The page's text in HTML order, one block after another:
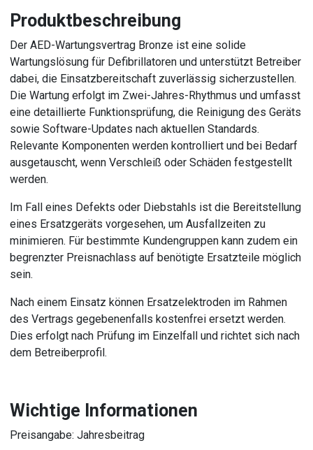
Produktbeschreibung
Der AED-Wartungsvertrag Bronze ist eine solide
Wartungslösung für Defibrillatoren und unterstützt Betreiber
dabei, die Einsatzbereitschaft zuverlässig sicherzustellen.
Die Wartung erfolgt im Zwei-Jahres-Rhythmus und umfasst
eine detaillierte Funktionsprüfung, die Reinigung des Geräts
sowie Software-Updates nach aktuellen Standards.
Relevante Komponenten werden kontrolliert und bei Bedarf
ausgetauscht, wenn Verschleiß oder Schäden festgestellt
werden.
Im Fall eines Defekts oder Diebstahls ist die Bereitstellung
eines Ersatzgeräts vorgesehen, um Ausfallzeiten zu
minimieren. Für bestimmte Kundengruppen kann zudem ein
begrenzter Preisnachlass auf benötigte Ersatzteile möglich
sein.
Nach einem Einsatz können Ersatzelektroden im Rahmen
des Vertrags gegebenenfalls kostenfrei ersetzt werden.
Dies erfolgt nach Prüfung im Einzelfall und richtet sich nach
dem Betreiberprofil.
Wichtige Informationen
Preisangabe: Jahresbeitrag